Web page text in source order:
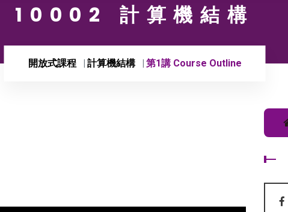
10002 計算機結構
開放式課程 計算機結構 第1講 Course Outline